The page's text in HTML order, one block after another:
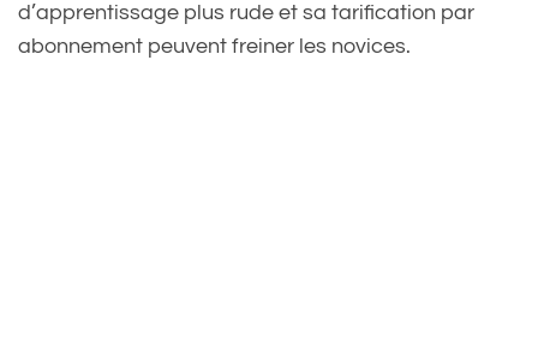
d’apprentissage plus rude et sa tarification par
abonnement peuvent freiner les novices.